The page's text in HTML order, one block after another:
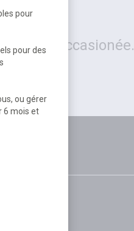
gêne occasionée.
12h
pour
pour des
ou gérer
6 mois et